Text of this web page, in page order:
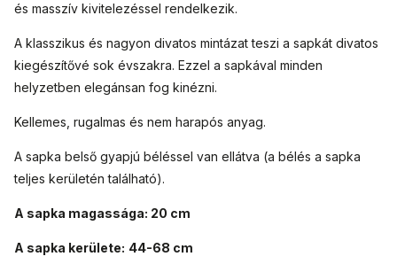
és masszív kivitelezéssel rendelkezik.
A klasszikus és nagyon divatos mintázat teszi a sapkát divatos
kiegészítővé sok évszakra. Ezzel a sapkával minden
helyzetben elegánsan fog kinézni.
Kellemes, rugalmas és nem harapós anyag.
A sapka belső gyapjú béléssel van ellátva (a bélés a sapka
teljes kerületén található).
A sapka magassága: 20 cm
A sapka kerülete: 44-68 cm